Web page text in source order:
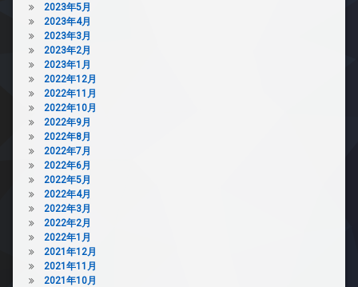
2023年5月
2023年4月
2023年3月
2023年2月
2023年1月
2022年12月
2022年11月
2022年10月
2022年9月
2022年8月
2022年7月
2022年6月
2022年5月
2022年4月
2022年3月
2022年2月
2022年1月
2021年12月
2021年11月
2021年10月